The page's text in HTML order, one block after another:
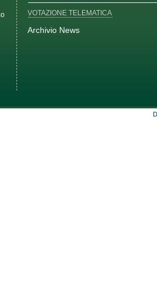
VOTAZIONE TELEMATICA
Archivio News